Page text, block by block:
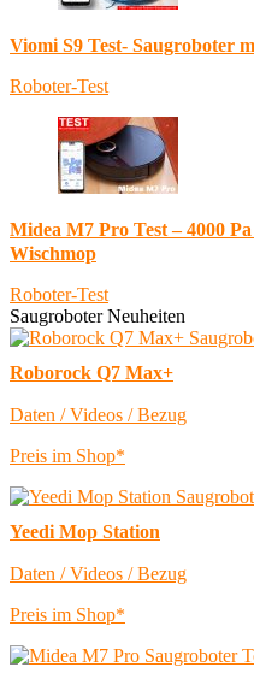
Viomi S9 Test- Saugroboter
Roboter-Test
Midea M7 Pro Test – 4000
Wischmop
Roboter-Test
Saugroboter Neuheiten
Roborock Q7 Max+
Daten / Videos / Bezug
Preis im Shop*
Yeedi Mop Station
Daten / Videos / Bezug
Preis im Shop*